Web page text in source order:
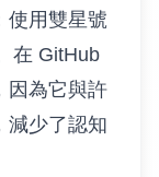
使用雙星號
在 GitHub
因為它與許
減少了認知